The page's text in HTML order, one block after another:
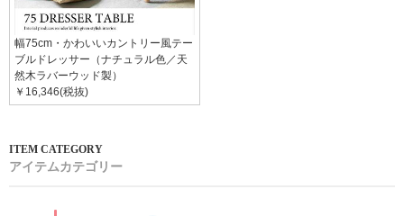
幅75cm・かわいいカントリー風テー
ブルドレッサー（ナチュラル色／天
然木ラバーウッド製）
￥16,346(税抜)
アイテムカテゴリー